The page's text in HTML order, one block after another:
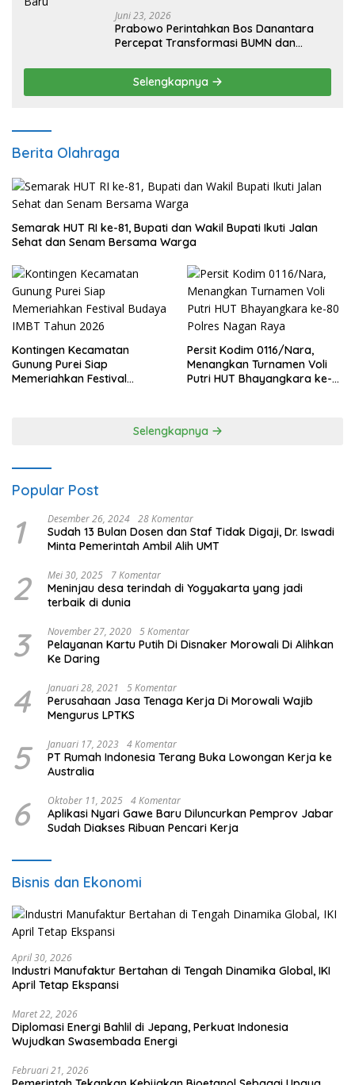
Juni 23, 2026
Prabowo Perintahkan Bos Danantara
Percepat Transformasi BUMN dan
Selengkapnya
Berita Olahraga
Semarak HUT RI ke-81, Bupati dan Wakil Bupati Ikuti Jalan
Sehat dan Senam Bersama Warga
Kontingen Kecamatan
Gunung Purei Siap
Memeriahkan Festival
Persit Kodim 0116/Nara,
Menangkan Turnamen Voli
Putri HUT Bhayangkara ke-
Selengkapnya
Popular Post
1 Desember 26, 2024 28 Komentar
Sudah 13 Bulan Dosen dan Staf Tidak Digaji, Dr. Iswadi
Minta Pemerintah Ambil Alih UMT
2 Mei 30, 2025 7 Komentar
Meninjau desa terindah di Yogyakarta yang jadi
terbaik di dunia
3 November 27, 2020 5 Komentar
Pelayanan Kartu Putih Di Disnaker Morowali Di Alihkan
Ke Daring
4 Januari 28, 2021 5 Komentar
Perusahaan Jasa Tenaga Kerja Di Morowali Wajib
Mengurus LPTKS
5 Januari 17, 2023 4 Komentar
PT Rumah Indonesia Terang Buka Lowongan Kerja ke
Australia
6 Oktober 11, 2025 4 Komentar
Aplikasi Nyari Gawe Baru Diluncurkan Pemprov Jabar
Sudah Diakses Ribuan Pencari Kerja
Bisnis dan Ekonomi
April 30, 2026
Industri Manufaktur Bertahan di Tengah Dinamika Global, IKI
April Tetap Ekspansi
Maret 22, 2026
Diplomasi Energi Bahlil di Jepang, Perkuat Indonesia
Wujudkan Swasembada Energi
Februari 21, 2026